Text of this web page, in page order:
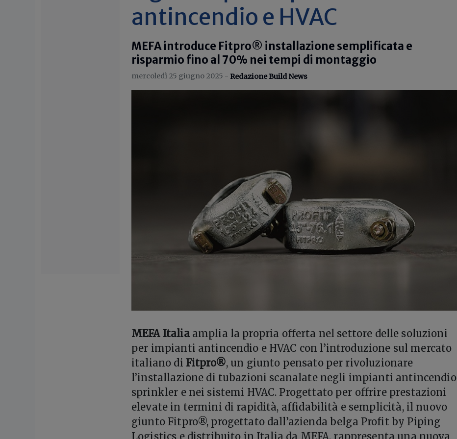
antincendio e HVAC
MEFA introduce Fitpro® installazione semplificata e
risparmio fino al 70% nei tempi di montaggio
mercoledì 25 giugno 2025 - Redazione Build News
MEFA Italia amplia la propria offerta nel settore delle soluzioni
per impianti antincendio e HVAC con l’introduzione sul mercato
italiano di Fitpro®, un giunto pensato per rivoluzionare
l’installazione di tubazioni scanalate negli impianti antincendio
sprinkler e nei sistemi HVAC. Progettato per offrire prestazioni
elevate in termini di rapidità, affidabilità e semplicità, il nuovo
giunto Fitpro®, progettato dall’azienda belga Profit by Piping
Logistics e distribuito in Italia da MEFA, rappresenta una nuova